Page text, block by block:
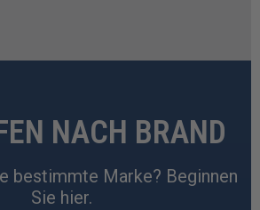
NACH BRAND
bestimmte Marke? Beginnen
Sie hier.